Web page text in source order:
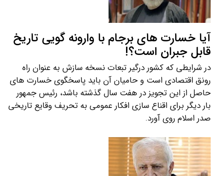
آیا خسارت های برجام با وارونه گویی تاریخ
قابل جبران است؟!
در شرایطی که کشور درگیر تبعات نسخه سازش به عنوان راه
رونق اقتصادی است و حامیان آن باید پاسخگوی خسارت های
حاصل از این تجویز در هفت سال گذشته باشد، رئیس جمهور
بار دیگر برای اقناع سازی افکار عمومی به تحریف وقایع تاریخی
صدر اسلام روی آورد.